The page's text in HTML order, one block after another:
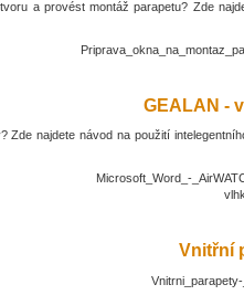
a provést montáž parapetu? Zde
GEALAN -
Zde najdete návod na použití
Microsoft_Word_-
Vnitřní